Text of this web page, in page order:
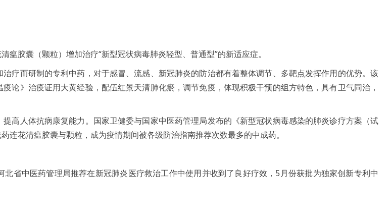
胶囊（颗粒）增加治疗“新型冠状病毒肺炎轻型、普通型”的新适应症。
疗而研制的专利中药，对于感冒、流感、新冠肺炎的防治都有着整体调节、多靶点发挥作用的优势。该
论》治疫证用大黄经验，配伍红景天清肺化瘀，调节免疫，体现积极干预的组方特色，具有卫气同治，
高人体抗病康复能力。国家卫健委与国家中医药管理局发布的《新型冠状病毒感染的肺炎诊疗方案（试
花清瘟胶囊与颗粒，成为疫情期间被各级防治指南推荐次数最多的中成药。
省中医药管理局推荐在新冠肺炎医疗救治工作中使用并收到了良好疗效，5月份获批为独家创新专利中